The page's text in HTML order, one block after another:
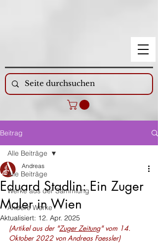
Beitrag
Alle Beiträge
Werke aus der Sammlung
Andere Werke
Alle Beiträge
Eduard Stadlin: Ein Zuger
Maler in Wien
Andreas
Aktualisiert: 12. Apr. 2025
(Artikel aus der "Zuger Zeitung" vom 14.
Oktober 2022 von Andreas Faessler)